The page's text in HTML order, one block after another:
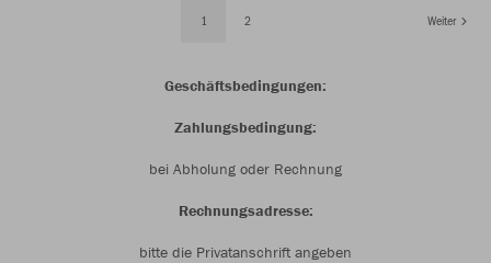
1 2 Weiter
Geschäftsbedingungen:
Zahlungsbedingung:
bei Abholung oder Rechnung
Rechnungsadresse:
bitte die Privatanschrift angeben